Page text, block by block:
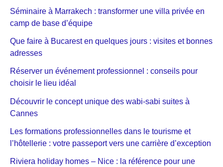
Séminaire à Marrakech : transformer une villa privée en
camp de base d’équipe
Que faire à Bucarest en quelques jours : visites et bonnes
adresses
Réserver un événement professionnel : conseils pour
choisir le lieu idéal
Découvrir le concept unique des wabi-sabi suites à
Cannes
Les formations professionnelles dans le tourisme et
l’hôtellerie : votre passeport vers une carrière d’exception
Riviera holiday homes – Nice : la référence pour une